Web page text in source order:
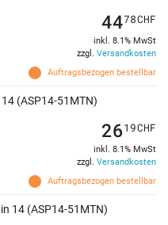
Auftragsbezogen bestellbar
4478CHF
inkl. 8.1% MwSt
zzgl. Versandkosten
(ASP14-51MTN)
Auftragsbezogen bestellbar
2619CHF
inkl. 8.1% MwSt
zzgl. Versandkosten
14 (ASP14-51MTN)